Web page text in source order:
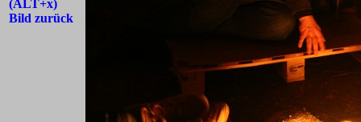
(ALT+x)
Bild zurück